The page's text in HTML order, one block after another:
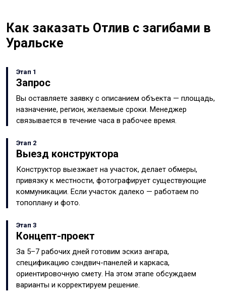
Как заказать Отлив с загибами в
Уральске
Этап 1
Запрос
Вы оставляете заявку с описанием объекта — площадь,
назначение, регион, желаемые сроки. Менеджер
связывается в течение часа в рабочее время.
Этап 2
Выезд конструктора
Конструктор выезжает на участок, делает обмеры,
привязку к местности, фотографирует существующие
коммуникации. Если участок далеко — работаем по
топоплану и фото.
Этап 3
Концепт-проект
За 5–7 рабочих дней готовим эскиз ангара,
спецификацию сэндвич-панелей и каркаса,
ориентировочную смету. На этом этапе обсуждаем
варианты и корректируем решение.